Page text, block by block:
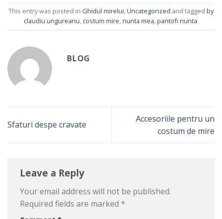
This entry was posted in Ghidul mirelui,Uncategorized and tagged by
claudiu ungureanu, costum mire,nunta mea,pantofi nunta.
BLOG
Sfaturi despe cravate
Accesoriile pentru un
costum de mire
Leave a Reply
Your email address will not be published.
Required fields are marked *